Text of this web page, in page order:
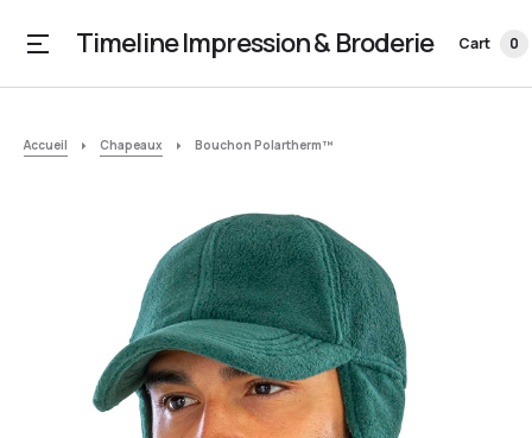
Timeline Impression & Broderie Cart 0
Accueil Chapeaux Bouchon Polartherm™